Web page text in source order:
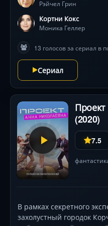
Рэйчел Грин
Кортни Кокс
Моника Геллер
13 голосов за сериал в
Сериал
(2020)
7.5
В рамках секретного
захолустный городок